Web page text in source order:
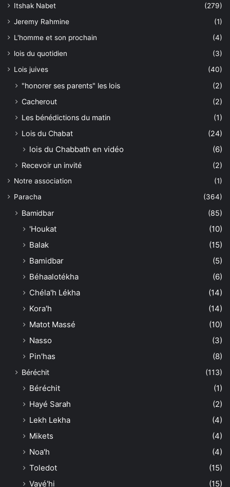
Itshak Nabet
(279)
Jeremy Rahmine
(1)
L'homme et son prochain
(4)
lois du quotidien
(3)
Lois juives
(40)
"honorer ses parents" les lois
(2)
Cacherout
(2)
Les bénédictions du matin
(1)
Lois du Chabat
(24)
lois du Chabbath en vidéo (6)
Recevoir un invité (2)
Notre association
(1)
Paracha
(364)
Bamidbar (85)
'Houkat
(10)
Balak
(15)
Bamidbar
(5)
Béhaalotékha
(6)
Chéla'h Lékha
(14)
Kora'h
(14)
Matot Massé
(10)
Nasso
(3)
Pin'has
(8)
Béréchit (113)
Béréchit
(1)
Hayé Sarah
(2)
Lekh Lekha
(4)
Mikets
(4)
Noa'h
(4)
Toledot
(15)
Vayé'hi
(15)